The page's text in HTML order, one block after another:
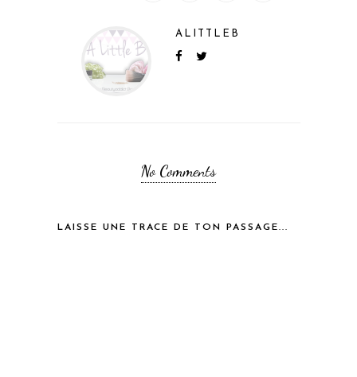
ALITTLEB
No Comments
LAISSE UNE TRACE DE TON PASSAGE...